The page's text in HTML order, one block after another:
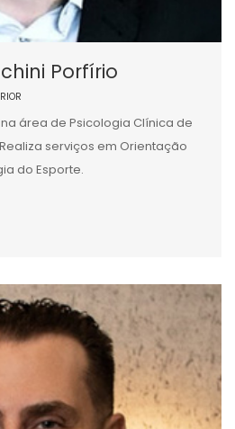
Porfírio
área de Psicologia Clínica de
serviços em Orientação
do Esporte.